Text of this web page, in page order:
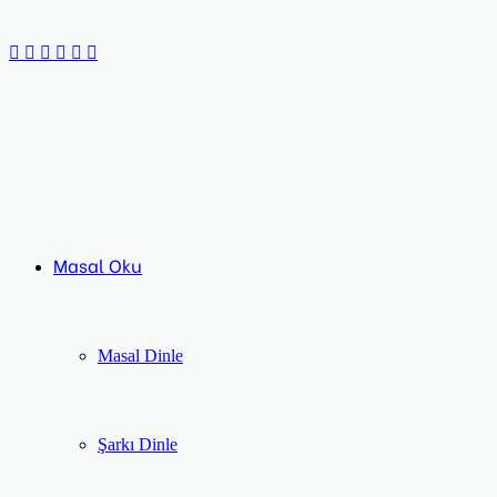
Facebook
Twitter
LinkedIn
Pinterest
Messenger
Masal Oku
Masal Dinle
Şarkı Dinle